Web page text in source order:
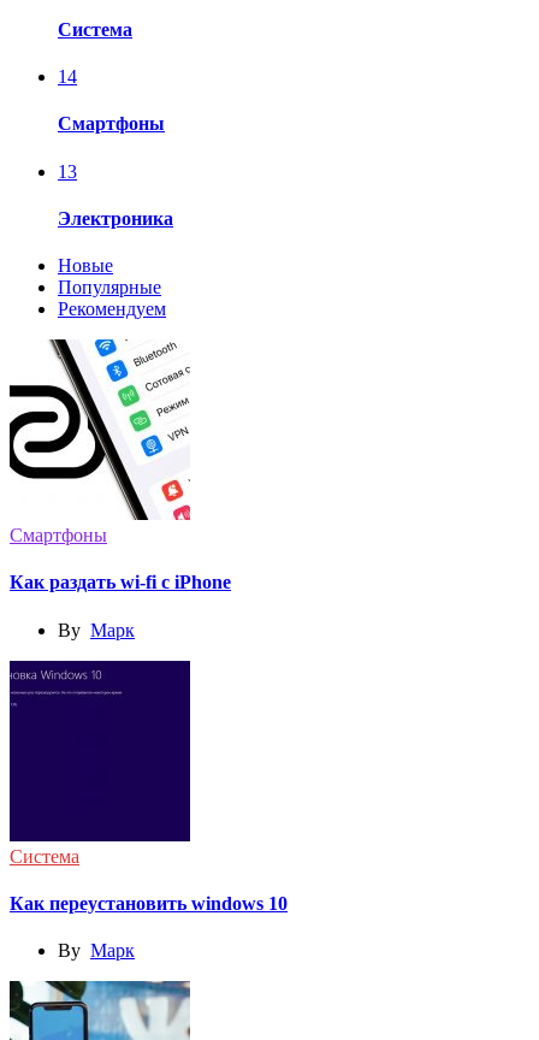
Система
14
Смартфоны
13
Электроника
Новые
Популярные
Рекомендуем
Смартфоны
Как раздать wi-fi с iPhone
By Марк
Система
Как переустановить windows 10
By Марк